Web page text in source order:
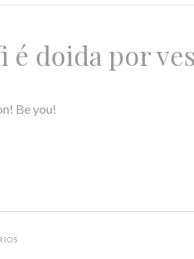
é doida por
Be you!